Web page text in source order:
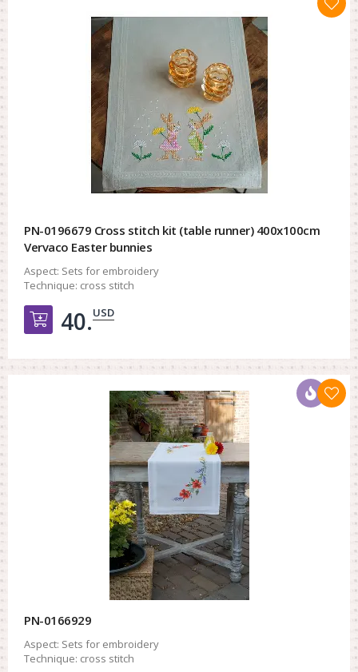
PN-0196679 Cross stitch kit (table runner) 400x100cm
Vervaco Easter bunnies
Aspect: Sets for embroidery
Technique: cross stitch
Добавить в корзину
40.USD
PN-0166929
Aspect: Sets for embroidery
Technique: cross stitch